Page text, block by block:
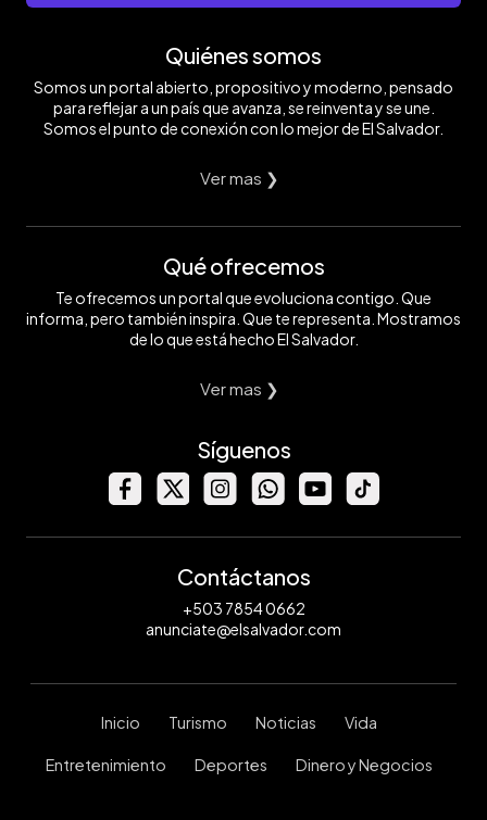
Quiénes somos
Somos un portal abierto, propositivo y moderno, pensado
para reflejar a un país que avanza, se reinventa y se une.
Somos el punto de conexión con lo mejor de El Salvador.
Ver mas ❯
Qué ofrecemos
Te ofrecemos un portal que evoluciona contigo. Que
informa, pero también inspira. Que te representa. Mostramos
de lo que está hecho El Salvador.
Ver mas ❯
Síguenos
Contáctanos
+503 7854 0662
anunciate@elsalvador.com
Inicio Turismo Noticias Vida
Entretenimiento Deportes Dinero y Negocios